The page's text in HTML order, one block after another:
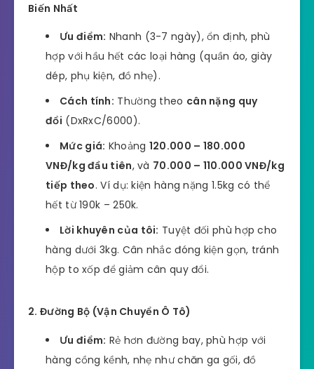
Biến Nhất
Ưu điểm: Nhanh (3-7 ngày), ổn định, phù
hợp với hầu hết các loại hàng (quần áo, giày
dép, phụ kiện, đồ nhẹ).
Cách tính: Thường theo cân nặng quy
đổi (DxRxC/6000).
Mức giá: Khoảng 120.000 – 180.000
VNĐ/kg đầu tiên, và 70.000 – 110.000 VNĐ/kg
tiếp theo. Ví dụ: kiện hàng nặng 1.5kg có thể
hết từ 190k – 250k.
Lời khuyên của tôi: Tuyệt đối phù hợp cho
hàng dưới 3kg. Cân nhắc đóng kiện gọn, tránh
hộp to xốp để giảm cân quy đổi.
2. Đường Bộ (Vận Chuyển Ô Tô)
Ưu điểm: Rẻ hơn đường bay, phù hợp với
hàng cồng kềnh, nhẹ như chăn ga gối, đồ